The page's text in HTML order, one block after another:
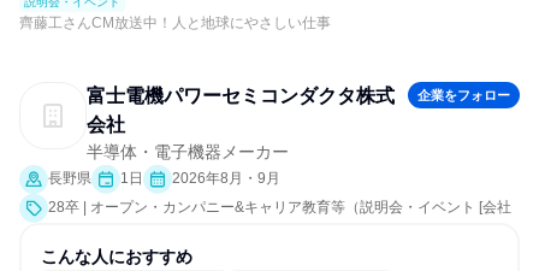
齊藤工さんCM放送中！人と地球にやさしい仕事
富士電機パワーセミコンダクタ株式
会社
企業をフォロー
半導体・電子機器メーカー
長野県 1日
2026年8月・9月
28卒 | オープン・カンパニー&キャリア教育等（説明会・イベント [会社
こんな人におすすめ